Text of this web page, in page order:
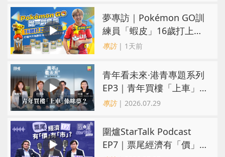
夢專訪｜Pokémon GO訓
練員「蝦皮」16歲打上世
界第一！戰友成最強後盾
專訪| 1天前
青年看未來·港青專題系列
EP3｜青年買樓「上車」
係咪夢？ 觀念改變居住選
專訪| 2026.07.29
圍爐StarTalk Podcast
EP7｜票尾經濟有「價」